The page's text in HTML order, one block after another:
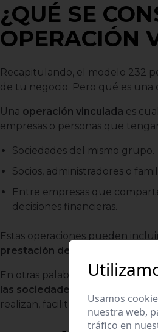
¿QUÉ SE
OPERACIÓN
Recapitulando, el modelo 232
de tu negocio. Pero qué es una
Una operación vinculada es
empresas o personas que
Sociedades del mismo grupo.
Socios, administradores o
Entre empresas que
decisiones financieras.
Estas operaciones pueden
prestación de servicios
En otras palabras, el modelo
las sociedades vinculadas
realizan, facilitando el control y
Usamos
nuestra web,
tráfico en